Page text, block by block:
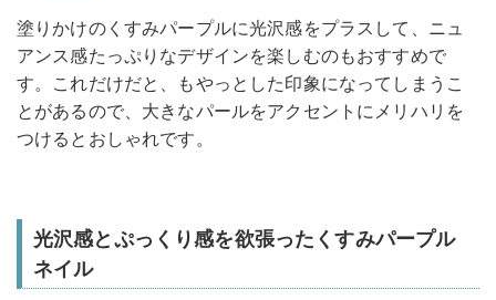
塗りかけのくすみパープルに光沢感をプラスして、ニュ
アンス感たっぷりなデザインを楽しむのもおすすめで
す。これだけだと、もやっとした印象になってしまうこ
とがあるので、大きなパールをアクセントにメリハリを
つけるとおしゃれです。
光沢感とぷっくり感を欲張ったくすみパープル
ネイル